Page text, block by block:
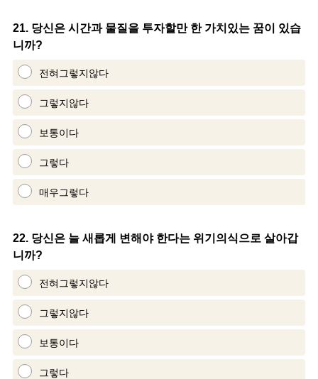
Question
Title
21. 당신은 시간과 물질을 투자할만 한 가치있는 꿈이 있습
니까?
전혀그렇지않다
그렇지않다
보통이다
그렇다
매우그렇다
Question
Title
22. 당신은 늘 새롭게 변해야 한다는 위기의식으로 살아갑
니까?
전혀그렇지않다
그렇지않다
보통이다
그렇다